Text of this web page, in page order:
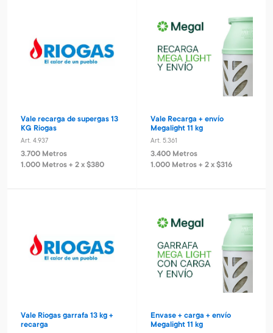
Vale recarga de supergas 13
KG Riogas
Art. 4.937
3.700 Metros
1.000 Metros + 2 x $380
Vale Recarga + envío
Megalight 11 kg
Art. 5.361
3.400 Metros
1.000 Metros + 2 x $316
Vale Riogas garrafa 13 kg +
recarga
Envase + carga + envío
Megalight 11 kg